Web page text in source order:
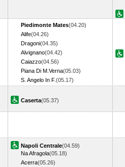
Piedimonte Mates(04.20)
Alife(04.26)
Dragoni(04.35)
Alvignano(04.42)
Caiazzo(04.56)
Piana Di M.Verna(05.03)
S. Angelo In F.(05.17)
Caserta(05.37)
Napoli Centrale(04.59)
Na Afragola(05.18)
Acerra(05.26)